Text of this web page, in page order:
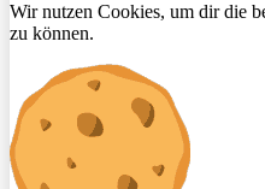
Wir nutzen Cookies, um dir die
zu können.